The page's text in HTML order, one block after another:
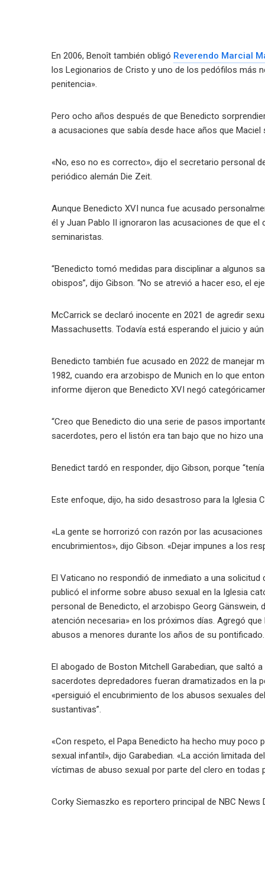
En 2006, Benoît también obligó Reverendo Marcial
los Legionarios de Cristo y uno de los pedófilos más
penitencia».
Pero ocho años después de que Benedicto
a acusaciones que sabía desde hace años que
«No, eso no es correcto», dijo el secretario personal
periódico alemán Die Zeit.
Aunque Benedicto XVI nunca fue acusado
él y Juan Pablo II ignoraron las acusaciones de que
seminaristas.
“Benedicto tomó medidas para disciplinar a algunos
obispos”, dijo Gibson. “No se atrevió a hacer eso, el
McCarrick se declaró inocente en 2021 de agredir
Massachusetts. Todavía está esperando el juicio y
Benedicto también fue acusado en 2022 de manejar
1982, cuando era arzobispo de Munich en lo que
informe dijeron que Benedicto XVI negó
“Creo que Benedicto dio una serie de pasos
sacerdotes, pero el listón era tan bajo que no hizo
Benedict tardó en responder, dijo Gibson, porque
Este enfoque, dijo, ha sido desastroso para la Iglesia
«La gente se horrorizó con razón por las
encubrimientos», dijo Gibson. «Dejar impunes a los
El Vaticano no respondió de inmediato a una
publicó el informe sobre abuso sexual en la Iglesia
personal de Benedicto, el arzobispo Georg
atención necesaria» en los próximos días. Agregó
abusos a menores durante los años de su pontificado.
El abogado de Boston Mitchell Garabedian, que saltó
sacerdotes depredadores fueran dramatizados en la
«persiguió el encubrimiento de los abusos sexuales
sustantivas”.
«Con respeto, el Papa Benedicto ha hecho muy
sexual infantil», dijo Garabedian. «La acción limitada
víctimas de abuso sexual por parte del clero en todas
Corky Siemaszko es reportero principal de NBC News